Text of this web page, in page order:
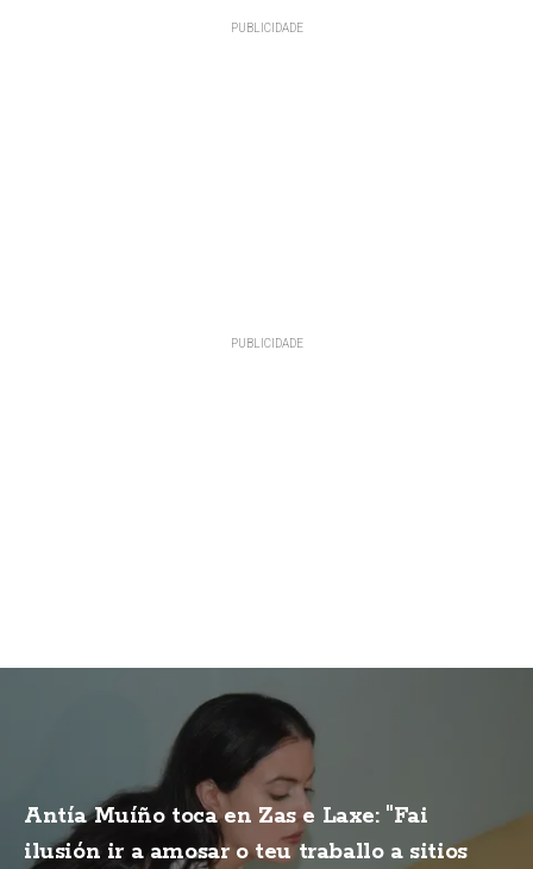
Antía Muíño toca en Zas e Laxe: "Fai
ilusión ir a amosar o teu traballo a sitios